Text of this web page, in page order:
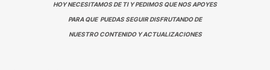
HOY NECESITAMOS DE TI Y PEDIMOS QUE NOS APOYES
PARA QUE PUEDAS SEGUIR DISFRUTANDO DE
NUESTRO CONTENIDO Y ACTUALIZACIONES